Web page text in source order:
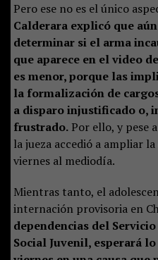
Pero ese no es el único
Calderara explicó que
determinar si el arma
que aparece en el video
es menor, porque las
la formalización de
a disparo injustificado o,
frustrado.Por ello, y pese
la jueza accedió a ampliar
viernes al mediodía.
Mientras tanto, el
internación provisoria en
dependencias del
Social Juvenil, esperará